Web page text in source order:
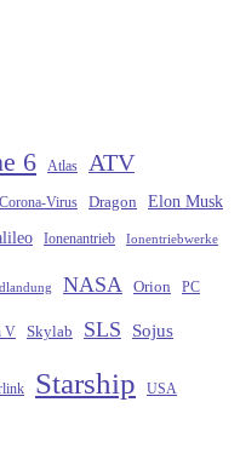
6 Atlas ATV
Corona-Virus Dragon Elon Musk
Ionenantrieb Ionentriebwerke
NASA Orion PC
V Skylab SLS Sojus
Starship USA